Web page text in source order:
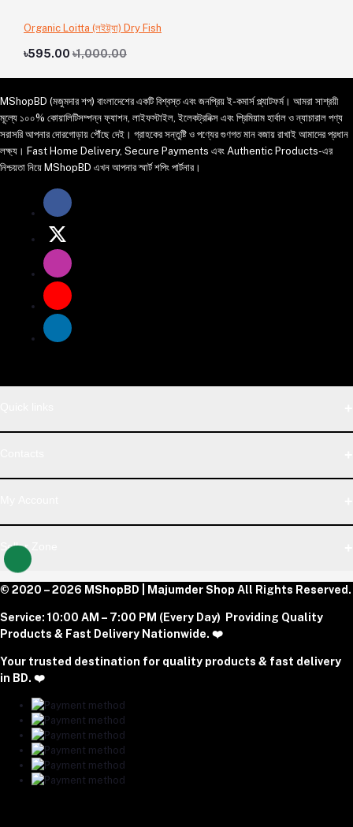
Organic Loitta (লইট্ট্যা) Dry Fish
৳595.00 ৳1,000.00
MShopBD (মজুমদার শপ) বাংলাদেশের একটি বিশ্বস্ত এবং জনপ্রিয় ই-কমার্স প্ল্যাটফর্ম। আমরা সাশ্রয়ী
মূল্যে ১০০% কোয়ালিটিসম্পন্ন ফ্যাশন, লাইফস্টাইল, ইলেকট্রনিক্স এবং প্রিমিয়াম হার্বাল ও ন্যাচারাল পণ্য
সরাসরি আপনার দোরগোড়ায় পৌঁছে দেই। গ্রাহকের সন্তুষ্টি ও পণ্যের গুণগত মান বজায় রাখাই আমাদের প্রধান
লক্ষ্য। Fast Home Delivery, Secure Payments এবং Authentic Products-এর
নিশ্চয়তা নিয়ে MShopBD এখন আপনার স্মার্ট শপিং পার্টনার।
Phone
+8801977197994
majumdershop77@gmail.com
Track Order
Seller Zone
Become A Seller
Download Seller App
© 2020 – 2026 MShopBD | Majumder Shop All Rights Reserved.
Service: 10:00 AM – 7:00 PM (Every Day) Providing Quality
Products & Fast Delivery Nationwide. ❤️
Your trusted destination for quality products & fast delivery
in BD. ❤️